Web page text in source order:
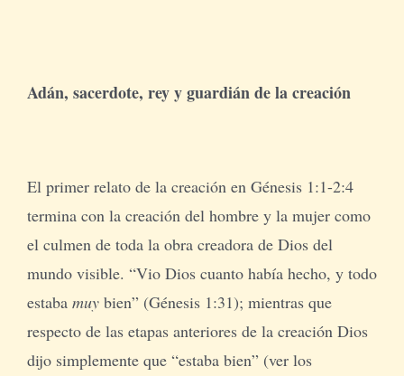
Adán, sacerdote, rey y guardián de la creación
El primer relato de la creación en Génesis 1:1-2:4
termina con la creación del hombre y la mujer como
el culmen de toda la obra creadora de Dios del
mundo visible. “Vio Dios cuanto había hecho, y todo
estaba muybien” (Génesis 1:31); mientras que
respecto de las etapas anteriores de la creación Dios
dijo simplemente que “estaba bien” (ver los